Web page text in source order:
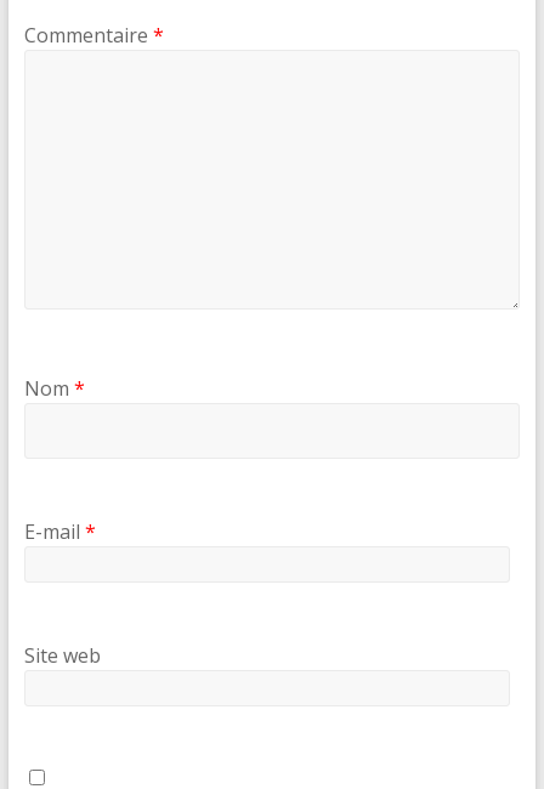
Commentaire *
Nom *
E-mail *
Site web